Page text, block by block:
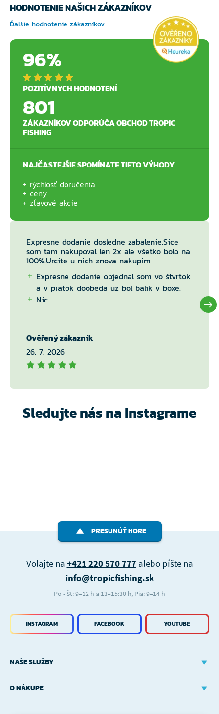
HODNOTENIE NAŠICH ZÁKAZNÍKOV
Ďalšie hodnotenie zákazníkov
96%
POZITÍVNYCH HODNOTENÍ
801
ZÁKAZNÍKOV ODPORÚČA OBCHOD TROPIC
FISHING
NAJČASTEJŠIE SPOMÍNATE TIETO VÝHODY
rýchlosť doručenia
ceny
zľavové akcie
Expresne dodanie dosledne zabalenie.Sice
som tam nakupoval len 2x ale všetko bolo na
100%.Urcite u nich znova nakupim
Expresne dodanie objednal som vo štvrtok
a v piatok doobeda uz bol balik v boxe.
Nic
Ověřený zákazník
26. 7. 2026
Sledujte nás na Instagrame
PRESUNÚŤ HORE
NAŠE SLUŽBY
O NÁKUPE
INSTAGRAM FACEBOOK YOUTUBE
Volajte na +421 220 570 777alebo píšte na
info@tropicfishing.sk
Po - Št: 9–12 h a 13–15:30 h, Pia: 9–14 h